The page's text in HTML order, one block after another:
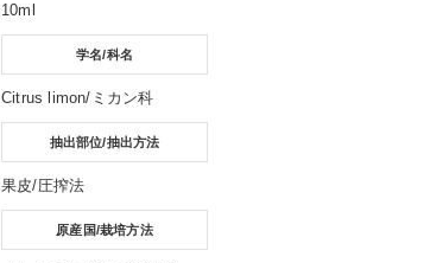
10ml
学名/科名
Citrus limon/ミカン科
抽出部位/抽出方法
果皮/圧搾法
原産国/栽培方法